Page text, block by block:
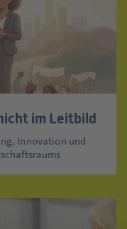
im Leitbild
Innovation und